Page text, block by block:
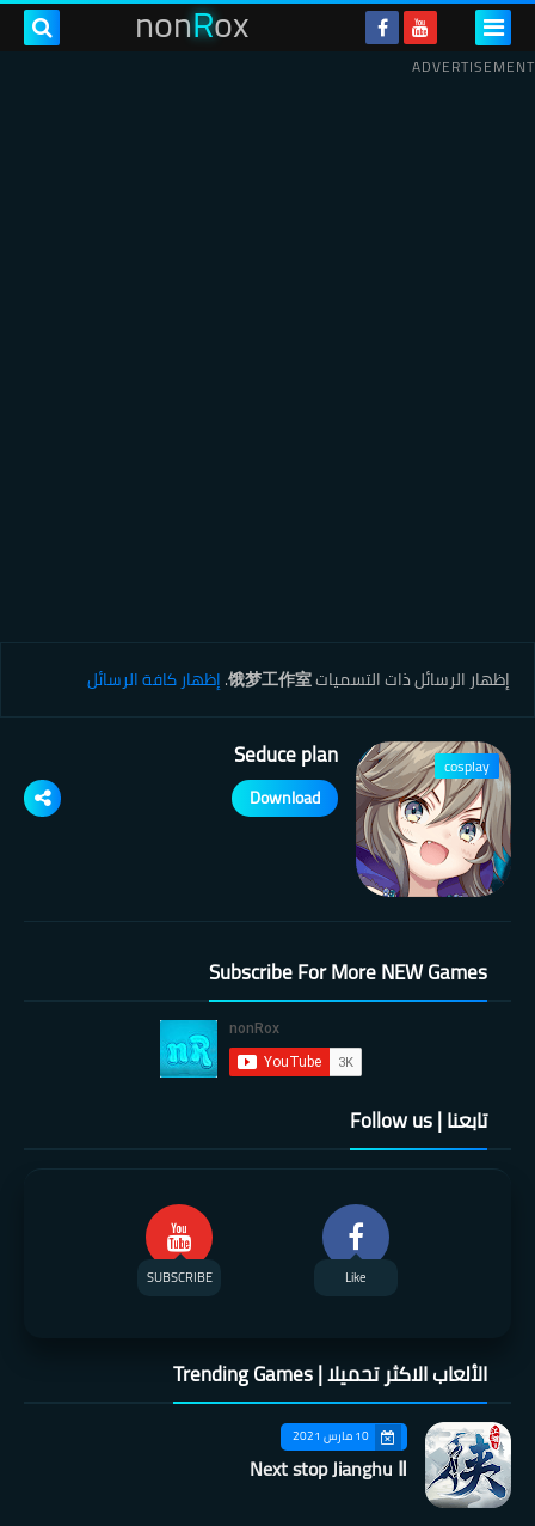
nonRox
ADVERTISEMENT
‏إظهار الرسائل ذات التسميات饿梦工作室
.إظهار كافة الرسائل
cosplay
Seduce plan
Download
Subscribe For More NEW Games
تابعنا | Follow us
Like
SUBSCRIBE
الألعاب الاكثر تحميلا | Trending Games
10 مارس 2021
Next stop Jianghu Ⅱ